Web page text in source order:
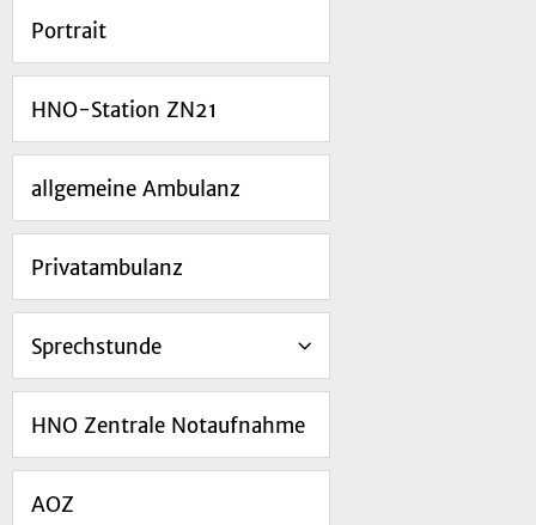
Portrait
HNO-Station ZN21
allgemeine Ambulanz
Privatambulanz
Sprechstunde
HNO Zentrale Notaufnahme
AOZ